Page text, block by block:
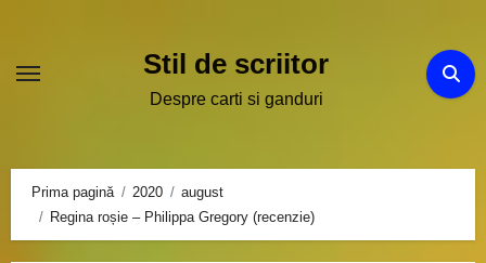
conținut
Stil de scriitor
Despre carti si ganduri
Prima pagină 2020
august
Regina roșie – Philippa Gregory (recenzie)